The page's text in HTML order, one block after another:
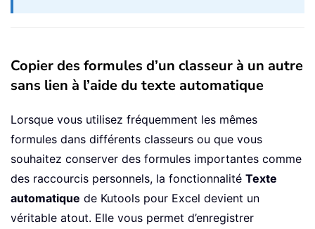
Copier des formules d’un classeur à un autre
sans lien à l’aide du texte automatique
Lorsque vous utilisez fréquemment les mêmes
formules dans différents classeurs ou que vous
souhaitez conserver des formules importantes comme
des raccourcis personnels, la fonctionnalité Texte
automatique de Kutools pour Excel devient un
véritable atout. Elle vous permet d’enregistrer